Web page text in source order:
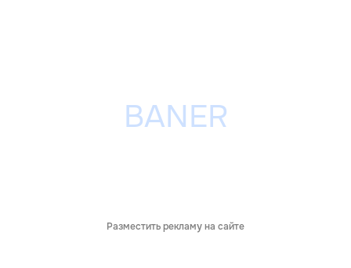
Разместить рекламу на сайте